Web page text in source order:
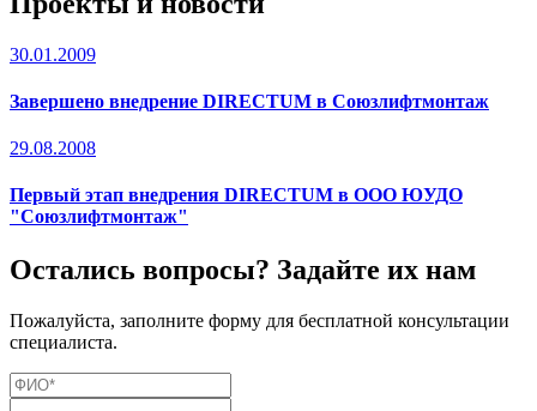
30.01.2009
Завершено внедрение DIRECTUM в Союзлифтмонтаж
29.08.2008
Первый этап внедрения DIRECTUM в ООО ЮУДО
"Союзлифтмонтаж"
Остались вопросы? Задайте их нам
Пожалуйста, заполните форму для бесплатной консультации
специалиста.